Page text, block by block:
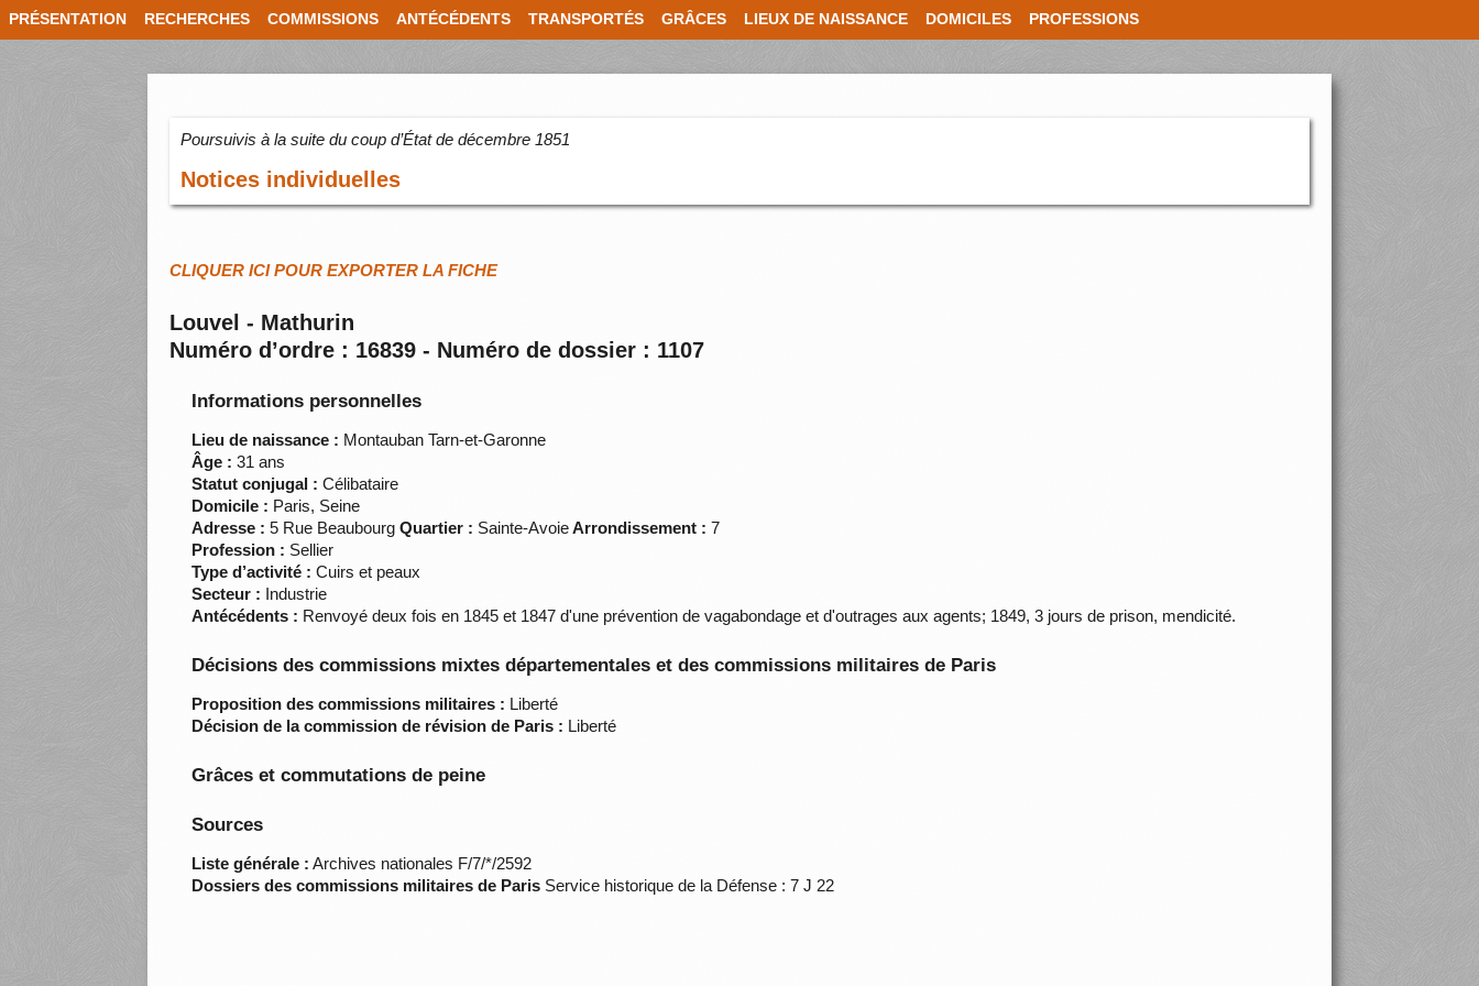
PRÉSENTATION RECHERCHES COMMISSIONS ANTÉCÉDENTS TRANSPORTÉS GRÂCES LIEUX DE NAISSANCE DOMICILES PROFESSIONS
Poursuivis à la suite du coup d’État de décembre 1851
Notices individuelles
CLIQUER ICI POUR EXPORTER LA FICHE
Louvel - Mathurin
Numéro d’ordre : 16839 - Numéro de dossier : 1107
Informations personnelles
Lieu de naissance : Montauban Tarn-et-Garonne
Âge : 31 ans
Statut conjugal : Célibataire
Domicile : Paris, Seine
Adresse : 5 Rue BeaubourgQuartier : Sainte-AvoieArrondissement : 7
Profession : Sellier
Type d’activité : Cuirs et peaux
Secteur : Industrie
Antécédents : Renvoyé deux fois en 1845 et 1847 d'une prévention de vagabondage et d'outrages aux agents; 1849, 3 jours de prison, mendicité.
Décisions des commissions mixtes départementales et des commissions militaires de Paris
Proposition des commissions militaires : Liberté
Décision de la commission de révision de Paris : Liberté
Grâces et commutations de peine
Sources
Liste générale : Archives nationales F/7/*/2592
Dossiers des commissions militaires de Paris Service historique de la Défense : 7 J 22